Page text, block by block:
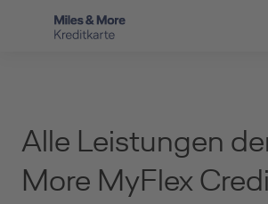
Direkt zum Hauptinhalt (Enter
Kreditkarten für Vielfliegende
Zusatzpakete
Alle Leistungen
More MyFlex